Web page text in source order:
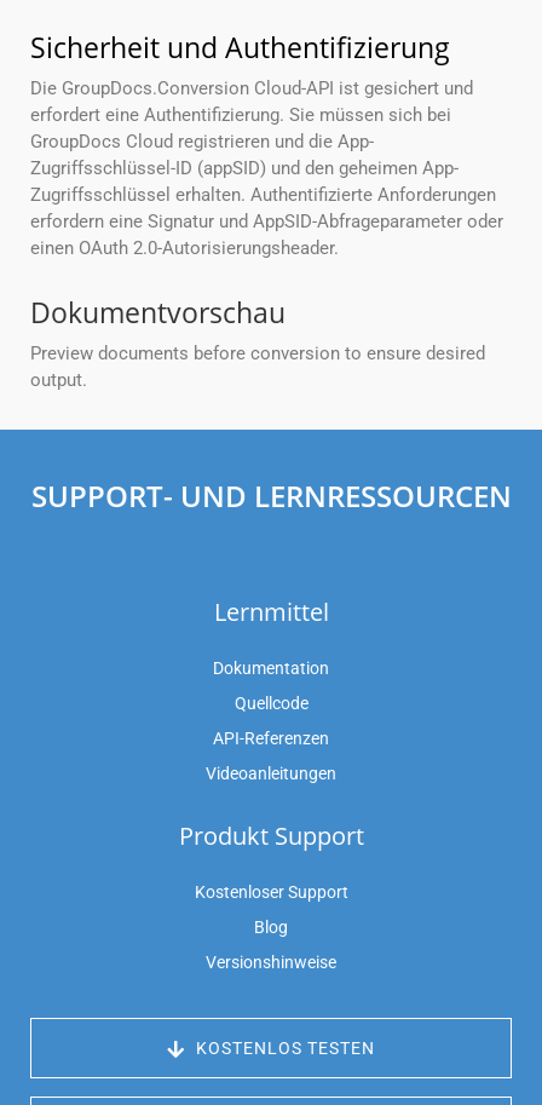
Sicherheit und Authentifizierung
Die GroupDocs.Conversion Cloud-API ist gesichert und
erfordert eine Authentifizierung. Sie müssen sich bei
GroupDocs Cloud registrieren und die App-
Zugriffsschlüssel-ID (appSID) und den geheimen App-
Zugriffsschlüssel erhalten. Authentifizierte Anforderungen
erfordern eine Signatur und AppSID-Abfrageparameter oder
einen OAuth 2.0-Autorisierungsheader.
Dokumentvorschau
Preview documents before conversion to ensure desired
output.
SUPPORT- UND LERNRESSOURCEN
Lernmittel
Dokumentation
Quellcode
API-Referenzen
Videoanleitungen
Produkt Support
Kostenloser Support
Blog
Versionshinweise
KOSTENLOS TESTEN